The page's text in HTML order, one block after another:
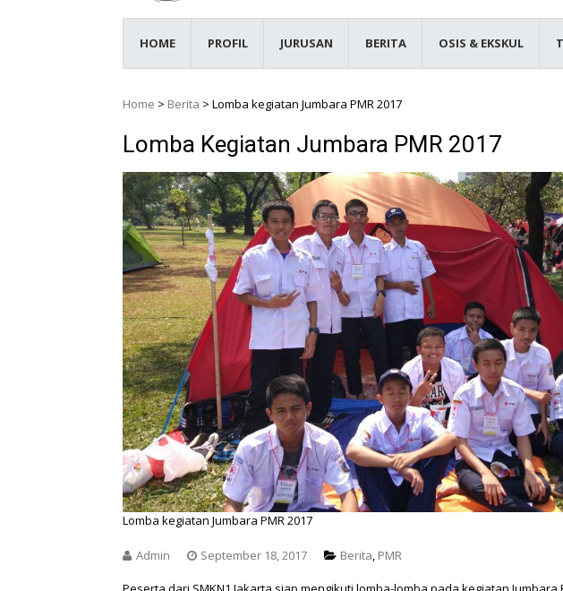
HOME PROFIL JURUSAN BERITA OSIS & EKSKUL
Home > Berita > Lomba kegiatan Jumbara PMR 2017
Lomba Kegiatan Jumbara PMR 2017
Lomba kegiatan Jumbara PMR 2017
Admin September 18, 2017 Berita, PMR